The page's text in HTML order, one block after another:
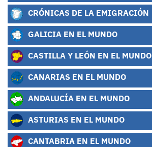
CRÓNICAS DE LA EMIGRACIÓN
GALICIA EN EL MUNDO
CASTILLA Y LEÓN EN EL MUNDO
CANARIAS EN EL MUNDO
ANDALUCÍA EN EL MUNDO
ASTURIAS EN EL MUNDO
CANTABRIA EN EL MUNDO